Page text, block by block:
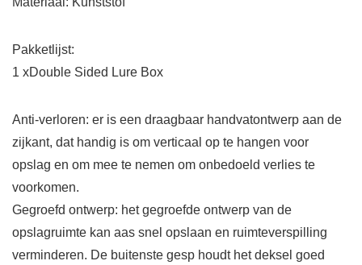
Pakketlijst:
1 xDouble Sided Lure Box
Anti-verloren: er is een draagbaar handvatontwerp aan de
zijkant, dat handig is om verticaal op te hangen voor
opslag en om mee te nemen om onbedoeld verlies te
voorkomen.
Gegroefd ontwerp: het gegroefde ontwerp van de
opslagruimte kan aas snel opslaan en ruimteverspilling
verminderen. De buitenste gesp houdt het deksel goed